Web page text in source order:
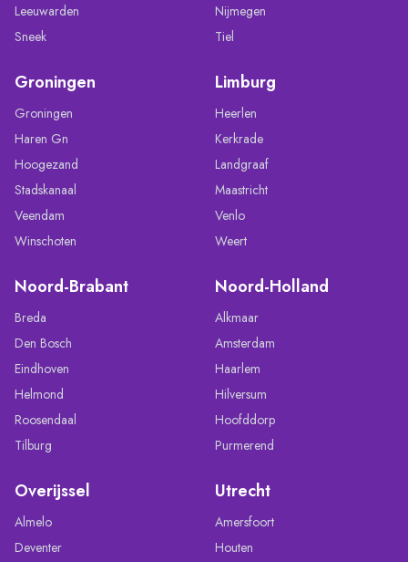
Leeuwarden
Sneek
Nijmegen
Tiel
Groningen
Groningen
Haren Gn
Hoogezand
Stadskanaal
Veendam
Winschoten
Limburg
Heerlen
Kerkrade
Landgraaf
Maastricht
Venlo
Weert
Noord-Brabant
Breda
Den Bosch
Eindhoven
Helmond
Roosendaal
Tilburg
Noord-Holland
Alkmaar
Amsterdam
Haarlem
Hilversum
Hoofddorp
Purmerend
Overijssel
Almelo
Deventer
Utrecht
Amersfoort
Houten